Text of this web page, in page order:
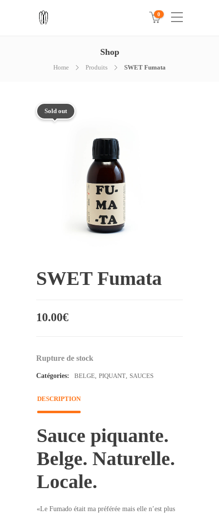
0
Shop
Home Produits SWET Fumata
Sold out
SWET Fumata
10.00€
Rupture de stock
Catégories: BELGE, PIQUANT, SAUCES
DESCRIPTION
Sauce piquante.
Belge. Naturelle.
Locale.
«Le Fumado était ma préférée mais elle n’est plus